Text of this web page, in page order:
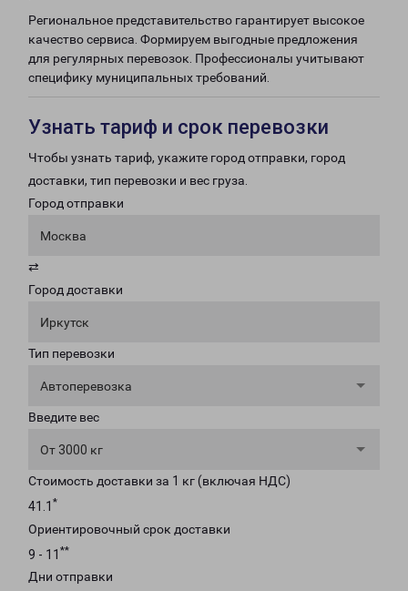
Региональное представительство гарантирует высокое
качество сервиса. Формируем выгодные предложения
для регулярных перевозок. Профессионалы учитывают
специфику муниципальных требований.
Узнать тариф и срок перевозки
Чтобы узнать тариф, укажите город отправки, город
доставки, тип перевозки и вес груза.
Город отправки
Москва
⇄
Город доставки
Иркутск
Тип перевозки
Автоперевозка
Введите вес
От 3000 кг
Стоимость доставки за 1 кг (включая НДС)
41.1 *
Ориентировочный срок доставки
9 - 11 **
Дни отправки